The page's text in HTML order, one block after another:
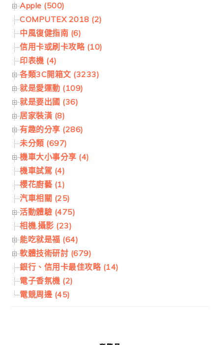
Apple (500)
COMPUTEX 2018 (2)
中風復健指南 (6)
信用卡或刷卡攻略 (10)
印表機 (4)
各類3C開箱文 (3233)
就是愛運動 (109)
就是要出國 (36)
居家裝潢 (8)
有趣的分享 (286)
未分類 (697)
機車大小事分享 (4)
機車試駕 (4)
櫻花廚藝 (1)
汽車相關 (25)
活動體驗 (475)
相機.攝影 (23)
能吃就是福 (64)
軟體技術研討 (679)
銀行、信用卡最佳攻略 (14)
電子香氛機 (2)
電競周邊 (45)